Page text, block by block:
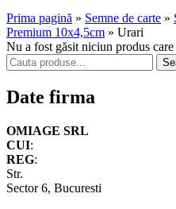
Prima pagină » Semne de carte »
Premium 10x4,5cm » Urari
Nu a fost găsit niciun produs care
Date firma
OMIAGE SRL
CUI:
REG:
Str.
Sector 6, Bucuresti